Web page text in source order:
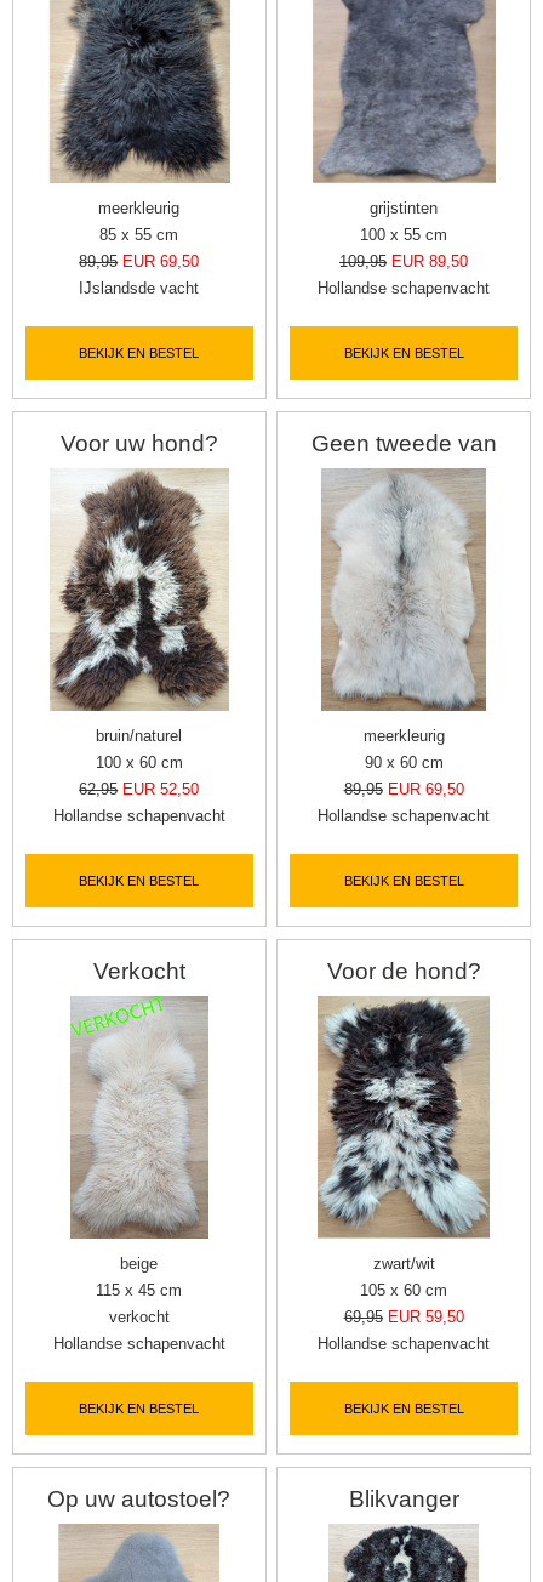
meerkleurig
85 x 55 cm
89,95 EUR 69,50
IJslandsde vacht
BEKIJK EN BESTEL
grijstinten
100 x 55 cm
109,95 EUR 89,50
Hollandse schapenvacht
BEKIJK EN BESTEL
Voor uw hond?
bruin/naturel
100 x 60 cm
62,95 EUR 52,50
Hollandse schapenvacht
BEKIJK EN BESTEL
Geen tweede van
meerkleurig
90 x 60 cm
89,95 EUR 69,50
Hollandse schapenvacht
BEKIJK EN BESTEL
Verkocht
beige
115 x 45 cm
verkocht
Hollandse schapenvacht
BEKIJK EN BESTEL
Voor de hond?
zwart/wit
105 x 60 cm
69,95 EUR 59,50
Hollandse schapenvacht
BEKIJK EN BESTEL
Op uw autostoel? Blikvanger